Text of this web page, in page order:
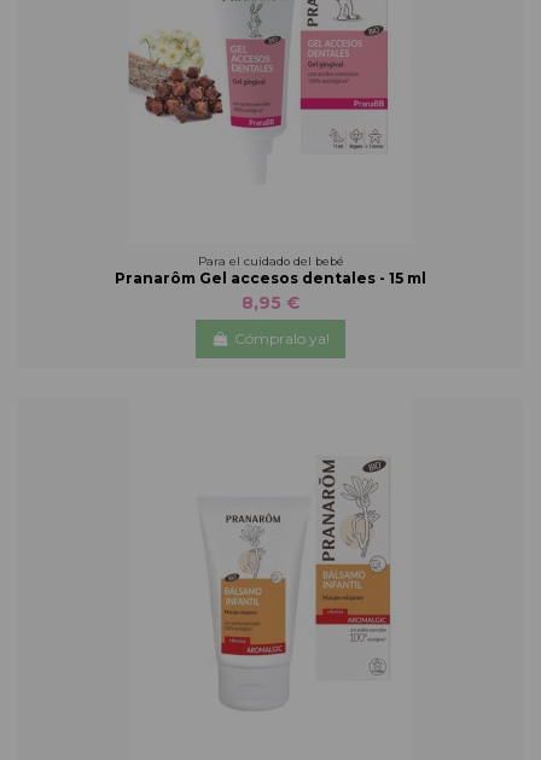
Para el cuidado del bebé
Pranarôm Gel accesos dentales - 15 ml
8,95 €
Cómpralo ya!